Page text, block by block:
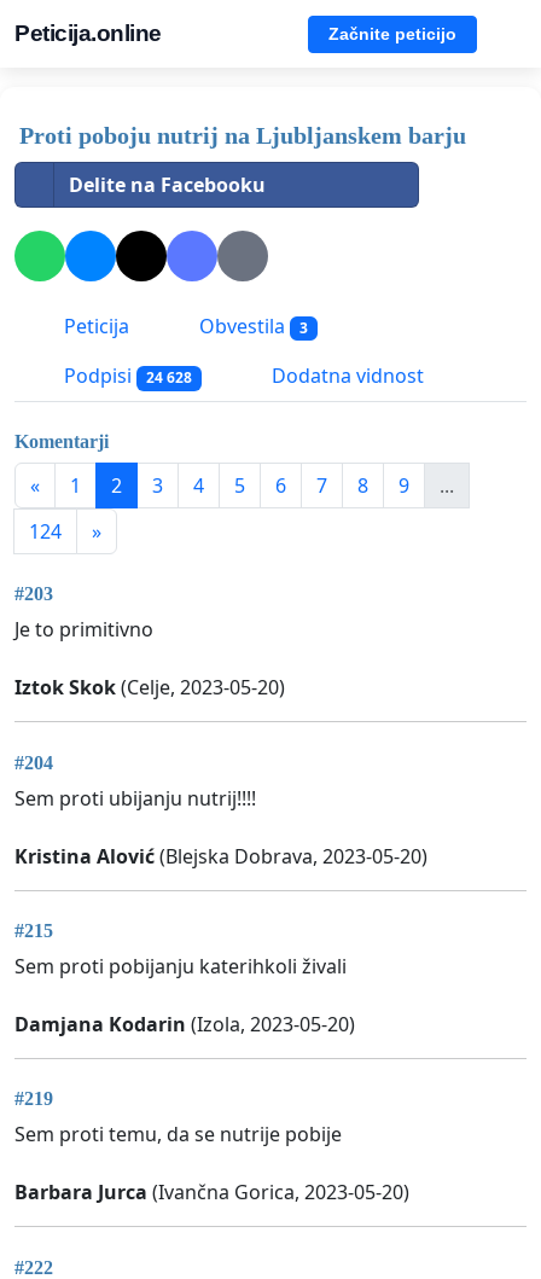
Peticija.online Začnite peticijo
Proti poboju nutrij na Ljubljanskem barju
Delite na Facebooku
Peticija Obvestila 3
Podpisi 24 628 Dodatna vidnost
Komentarji
« 1 2 3 4 5 6 7 8 9
...
124
»
#203
Je to primitivno
Iztok Skok(Celje, 2023-05-20)
#204
Sem proti ubijanju nutrij!!!!
Kristina Alović(Blejska Dobrava, 2023-05-20)
#215
Sem proti pobijanju katerihkoli živali
Damjana Kodarin (Izola, 2023-05-20)
#219
Sem proti temu, da se nutrije pobije
Barbara Jurca (Ivančna Gorica, 2023-05-20)
#222